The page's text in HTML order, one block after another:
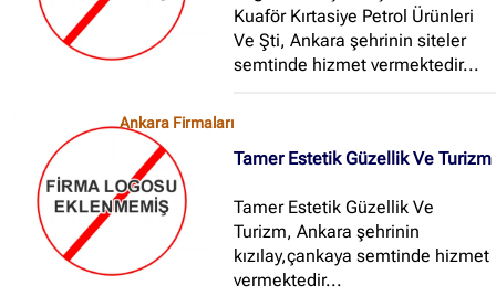
Kuaför Kırtasiye Petrol Ürünleri
Ve Şti, Ankara şehrinin siteler
semtinde hizmet vermektedir...
Ankara Firmaları
Tamer Estetik Güzellik Ve Turizm
Tamer Estetik Güzellik Ve
Turizm, Ankara şehrinin
kızılay,çankaya semtinde hizmet
vermektedir...